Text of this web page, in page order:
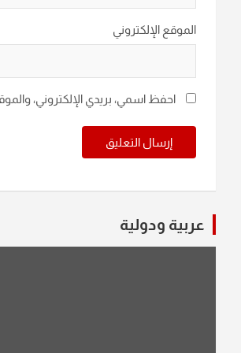
الموقع الإلكتروني
احفظ اسمي، بريدي الإلكتروني،
عربية ودولية